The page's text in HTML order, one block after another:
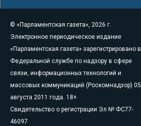
© «Парламентская газета», 2026 г.
Электронное периодическое издание
«Парламентская газета» зарегистрировано в
Федеральной службе по надзору в сфере
связи, информационных технологий и
массовых коммуникаций (Роскомнадзор) 05
августа 2011 года. 18+
Свидетельство о регистрации Эл № ФС77-
46097